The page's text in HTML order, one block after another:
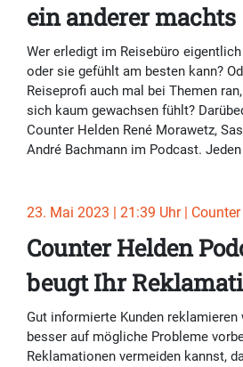
ein anderer machts
Wer erledigt im Reisebüro
oder sie gefühlt am besten kann?
Reiseprofi auch mal bei Themen
sich kaum gewachsen fühlt?
Counter Helden René Morawetz,
André Bachmann im Podcast.
23. Mai 2023 | 21:39 Uhr |
Counter Helden
beugt Ihr
Gut informierte Kunden reklamieren
besser auf mögliche Probleme
Reklamationen vermeiden kannst,